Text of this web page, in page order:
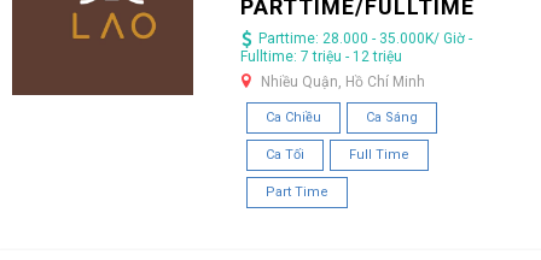
PARTTIME/FULLTIME
Parttime: 28.000 - 35.000K/ Giờ -
Fulltime: 7 triệu - 12 triệu
Nhiều Quận, Hồ Chí Minh
Ca Chiều Ca Sáng
Ca Tối Full Time
Part Time